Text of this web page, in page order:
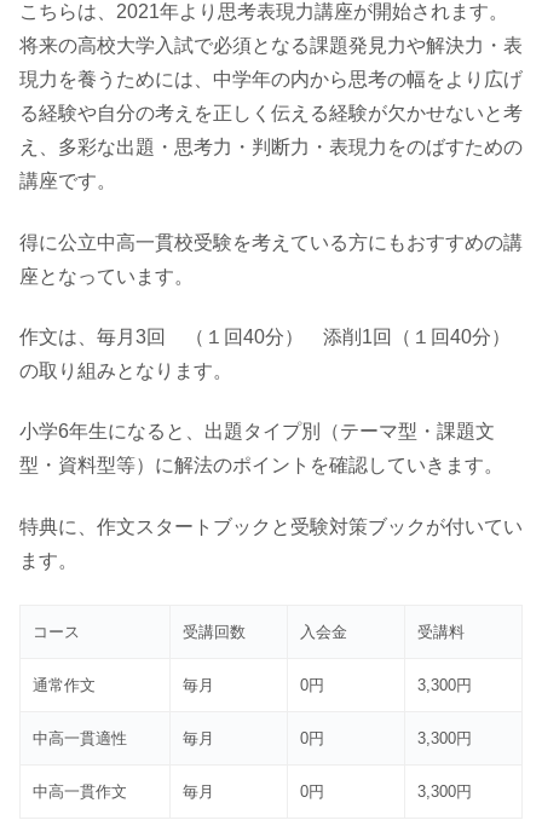
こちらは、2021年より思考表現力講座が開始されます。
将来の高校大学入試で必須となる課題発見力や解決力・表
現力を養うためには、中学年の内から思考の幅をより広げ
る経験や自分の考えを正しく伝える経験が欠かせないと考
え、多彩な出題・思考力・判断力・表現力をのばすための
講座です。
得に公立中高一貫校受験を考えている方にもおすすめの講
座となっています。
作文は、毎月3回 （１回40分） 添削1回（１回40分）
の取り組みとなります。
小学6年生になると、出題タイプ別（テーマ型・課題文
型・資料型等）に解法のポイントを確認していきます。
特典に、作文スタートブックと受験対策ブックが付いてい
ます。
コース 受講回数 入会金 受講料
通常作文 毎月 0円 3,300円
中高一貫適性 毎月 0円 3,300円
中高一貫作文 毎月 0円 3,300円